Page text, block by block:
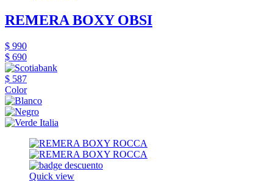
REMERA BOXY OBSI
$ 990
$ 690
$ 587
Color
Quick view